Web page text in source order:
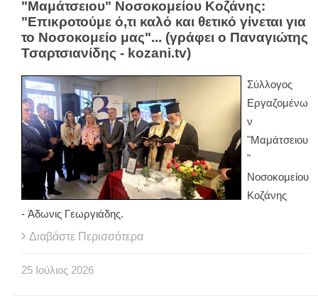
"Μαμάτσειου" Νοσοκομείου Κοζάνης:
"Επικροτούμε ό,τι καλό και θετικό γίνεται για
το Νοσοκομείο μας"... (γράφει ο Παναγιώτης
Τσαρτσιανίδης - kozani.tv)
Σύλλογος
Εργαζομένω
ν
"Μαμάτσειου
"
Νοσοκομείου
Κοζάνης
- Άδωνις Γεωργιάδης.
Διαβάστε Περισσότερα
25 Ιούλιος 2026